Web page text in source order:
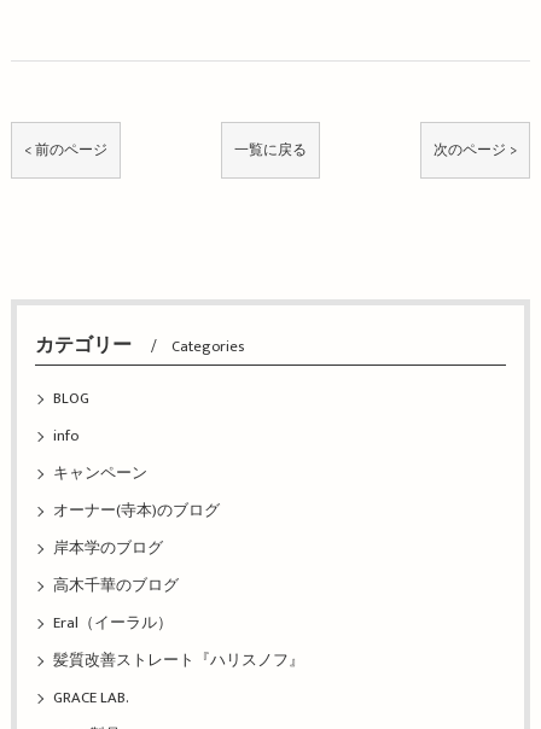
< 前のページ 一覧に戻る 次のページ >
カテゴリー Categories
BLOG
info
キャンペーン
オーナー(寺本)のブログ
岸本学のブログ
高木千華のブログ
Eral（イーラル）
髪質改善ストレート『ハリスノフ』
GRACE LAB.